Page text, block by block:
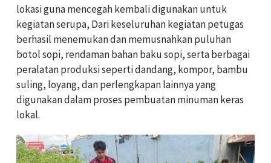
lokasi guna mencegah kembali digunakan untuk
kegiatan serupa, Dari keseluruhan kegiatan petugas
berhasil menemukan dan memusnahkan puluhan
botol sopi, rendaman bahan baku sopi, serta berbagai
peralatan produksi seperti dandang, kompor, bambu
suling, loyang, dan perlengkapan lainnya yang
digunakan dalam proses pembuatan minuman keras
lokal.